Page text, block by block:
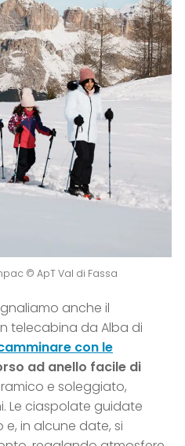
© ApT Val di Fassa
anche il
telecabina da Alba di
con le
ad anello facile di
e soleggiato,
Le ciaspolate guidate
in alcune date, si